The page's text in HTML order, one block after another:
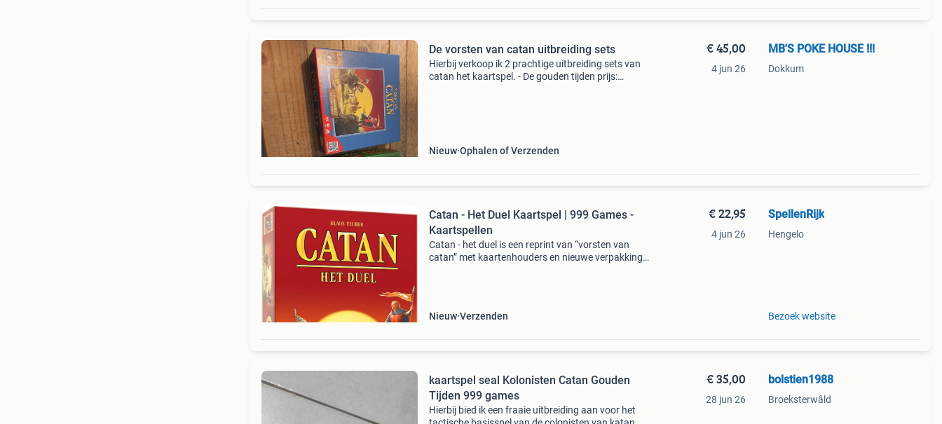
De vorsten van catan uitbreiding sets
Hierbij verkoop ik 2 prachtige uitbreiding sets van
catan het kaartspel. - De gouden tijden prijs:
Nieuw Ophalen of Verzenden
€ 45,00
4 jun 26
MB'S POKE HOUSE !!!
Dokkum
Catan - Het Duel Kaartspel | 999 Games -
Kaartspellen
Catan - het duel is een reprint van “vorsten van
catan” met kaartenhouders en nieuwe verpakking.
Nieuw Verzenden
€ 22,95
4 jun 26
SpellenRijk
Hengelo
Bezoek website
kaartspel seal Kolonisten Catan Gouden
Tijden 999 games
Hierbij bied ik een fraaie uitbreiding aan voor het
€ 35,00
28 jun 26
bolstien1988
Broeksterwâld